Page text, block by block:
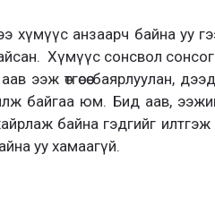
хүмүүс анзаарч байна уу
Хүмүүс сонсвол
ээж өтгөсөө баярлуулан,
байгаа юм. Бид аав,
байна гэдгийг
уу хамаагүй.